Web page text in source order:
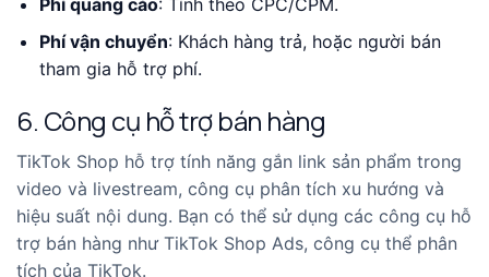
Phí vận chuyển: Khách hàng trả, hoặc người bán
tham gia hỗ trợ phí.
6. Công cụ hỗ trợ bán hàng
TikTok Shop hỗ trợ tính năng gắn link sản phẩm trong
video và livestream, công cụ phân tích xu hướng và
hiệu suất nội dung. Bạn có thể sử dụng các công cụ hỗ
trợ bán hàng như TikTok Shop Ads, công cụ thể phân
tích của TikTok.